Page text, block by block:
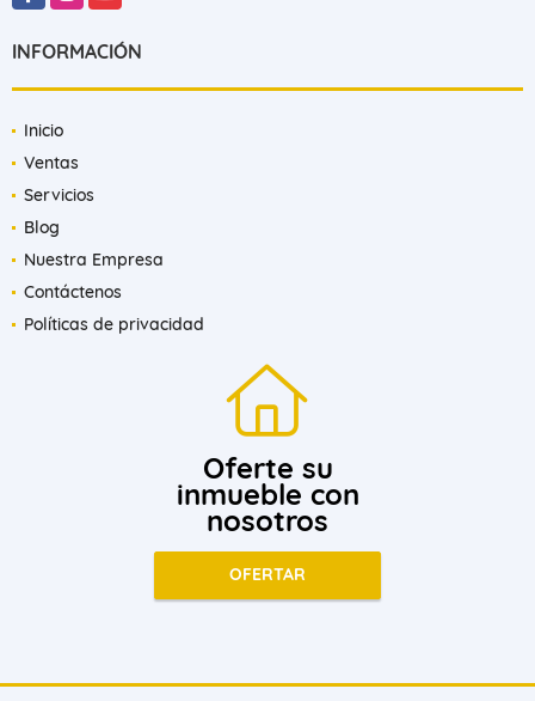
INFORMACIÓN
Inicio
Ventas
Servicios
Blog
Nuestra Empresa
Contáctenos
Políticas de privacidad
Oferte su
inmueble con
nosotros
OFERTAR